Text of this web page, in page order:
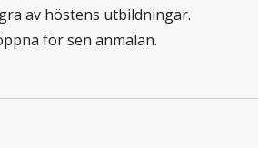
av höstens utbildningar.
för sen anmälan.